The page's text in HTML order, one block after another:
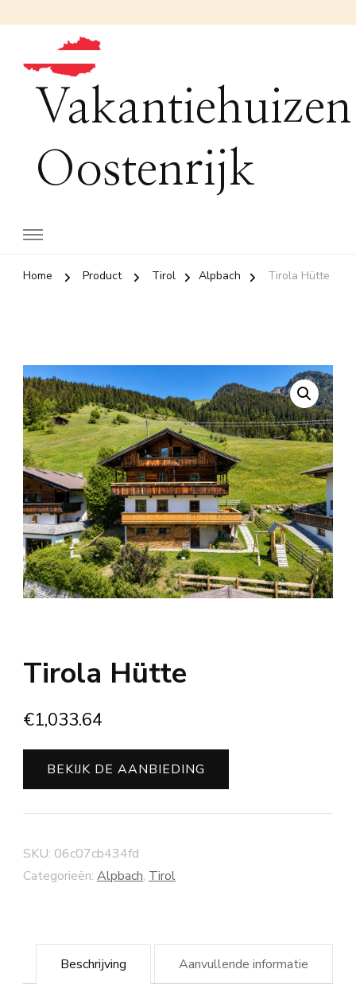
Vakantiehuizen
Oostenrijk
Home Product Tirol Alpbach Tirola Hütte
Tirola Hütte
€1,033.64
BEKIJK DE AANBIEDING
SKU: 06c07cb434fd
Categorieën: Alpbach, Tirol
Beschrijving Aanvullende informatie